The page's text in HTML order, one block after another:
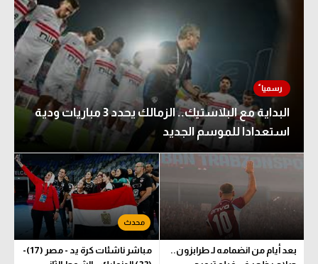
البداية مع البلاستيك.. الزمالك يحدد 3 مباريات ودية
استعدادا للموسم الجديد
بعد أيام من انضمامه لـ طرابزون..
مباشر ناشئات كرة يد - مصر (17)-